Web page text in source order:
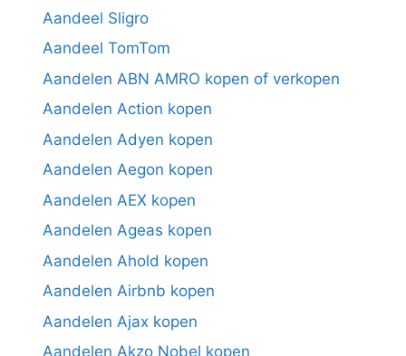
Aandeel Sligro
Aandeel TomTom
Aandelen ABN AMRO kopen of verkopen
Aandelen Action kopen
Aandelen Adyen kopen
Aandelen Aegon kopen
Aandelen AEX kopen
Aandelen Ageas kopen
Aandelen Ahold kopen
Aandelen Airbnb kopen
Aandelen Ajax kopen
Aandelen Akzo Nobel kopen